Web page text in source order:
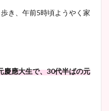
き、午前5時頃ようやく家
慶應大生で、30代半ばの元